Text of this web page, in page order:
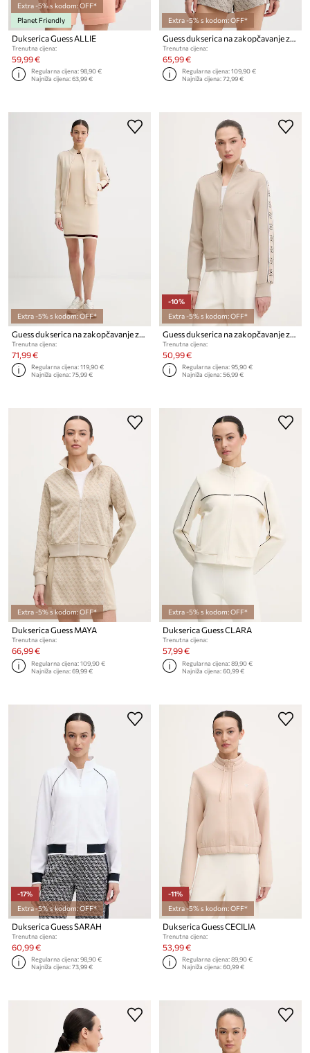
Extra -5% s kodom: OFF*
Planet Friendly
Dukserica Guess ALLIE
Trenutna cijena:
59,99 €
Regularna cijena:98,90 €
Najniža cijena:63,99 €
Extra -5% s kodom: OFF*
Trenutna cijena:
65,99 €
Regularna cijena:109,90 €
Najniža cijena:72,99 €
Extra -5% s kodom: OFF*
Guess dukserica na zakopčavanje za žene GABRY
Trenutna cijena:
71,99 €
Regularna cijena:119,90 €
Najniža cijena:75,99 €
-10%
Extra -5% s kodom: OFF*
Guess dukserica na zakopčavanje za žene s pamukom BRITNEY
Trenutna cijena:
50,99 €
Regularna cijena:95,90 €
Najniža cijena:56,99 €
Extra -5% s kodom: OFF*
Dukserica Guess MAYA
Trenutna cijena:
66,99 €
Regularna cijena:109,90 €
Najniža cijena:69,99 €
Extra -5% s kodom: OFF*
Dukserica Guess CLARA
Trenutna cijena:
57,99 €
Regularna cijena:89,90 €
Najniža cijena:60,99 €
-17%
Extra -5% s kodom: OFF*
Dukserica Guess SARAH
Trenutna cijena:
60,99 €
Regularna cijena:98,90 €
Najniža cijena:73,99 €
-11%
Extra -5% s kodom: OFF*
Dukserica Guess CECILIA
Trenutna cijena:
53,99 €
Regularna cijena:89,90 €
Najniža cijena:60,99 €